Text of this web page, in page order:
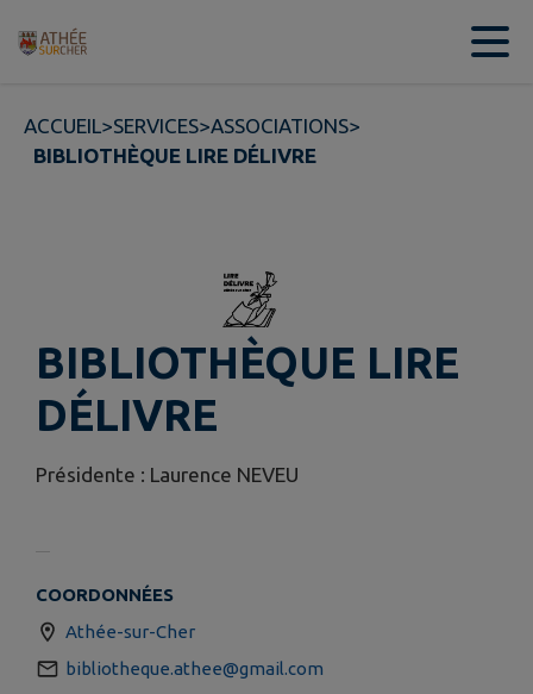
Contenu
ACCUEIL>SERVICES>ASSOCIATIONS>
BIBLIOTHÈQUE LIRE DÉLIVRE
BIBLIOTHÈQUE LIRE
DÉLIVRE
Présidente : Laurence NEVEU
COORDONNÉES
Athée-sur-Cher
bibliotheque.athee@gmail.com